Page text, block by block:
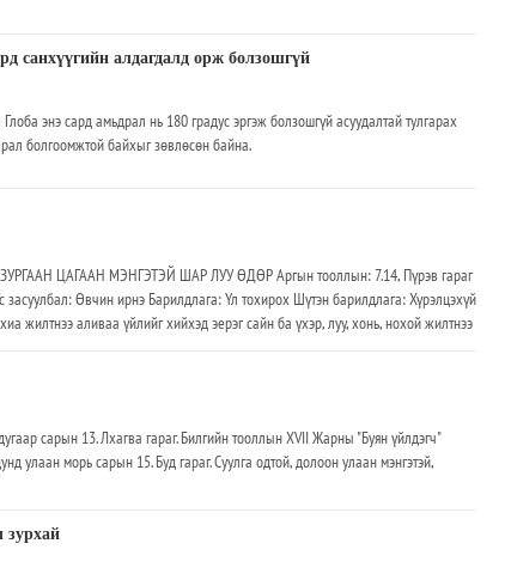
санхүүгийн алдагдалд орж болзошгүй
энэ сард амьдрал нь 180 градус эргэж болзошгүй асуудалтай тулгарах
болгоомжтой байхыг зөвлөсөн байна.
ЦАГААН МЭНГЭТЭЙ ШАР ЛУУ ӨДӨР Аргын тооллын: 7.14, Пүрэв гараг
засуулбал: Өвчин ирнэ Барилдлага: Үл тохирох Шүтэн барилдлага: Хүрэлцэхүй
жилтнээ аливаа үйлийг хийхэд эерэг сайн ба үхэр, луу, хонь, нохой жилтнээ
сарын 13. Лхагва гараг. Билгийн тооллын XVII Жарны "Буян үйлдэгч"
улаан морь сарын 15. Буд гараг. Суулга одтой, долоон улаан мэнгэтэй,
зурхай